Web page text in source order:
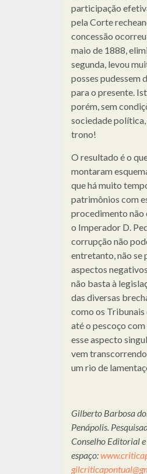
participação
pela Corte
concessão
maio de 1888,
segunda, levou
posses pudessem
para o presente.
porém, sem
sociedade política,
trono!
O resultado é o
montaram
que há muito
patrimônios com
procedimento não
o Imperador D.
corrupção não
entretanto, não se
aspectos
não basta à
das diversas
como os Tribunais
até o pescoço
esse aspecto
vem
um rio de
Gilberto Barbosa
Penápolis.
Conselho Editorial
espaço: